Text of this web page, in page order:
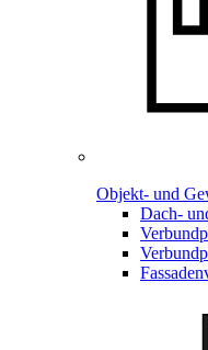
Objekt- und
Dach-